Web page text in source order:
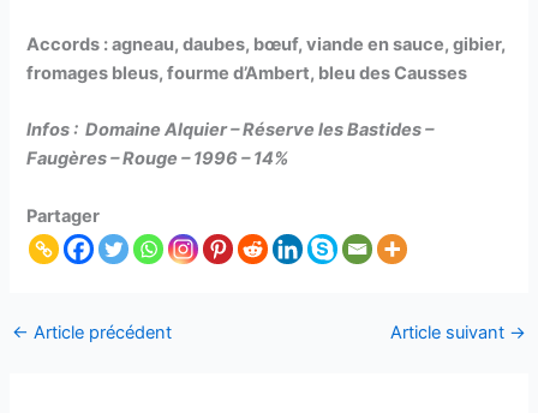
Accords : agneau, daubes, bœuf, viande en sauce, gibier,
fromages bleus, fourme d’Ambert, bleu des Causses
Infos : Domaine Alquier – Réserve les Bastides –
Faugères– Rouge – 1996 – 14%
Partager
← Article précédent Article suivant →